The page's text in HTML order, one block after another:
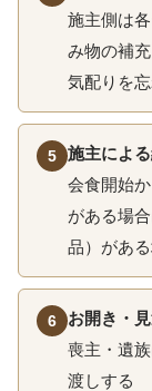
施主側は
み物の補
気配りを
5
施主によ
会食開始
がある場
品）があ
6
お開き・
喪主・遺
渡しする